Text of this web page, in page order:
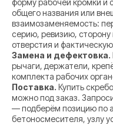
форму рабочей кромки и
общего названия или
взаимозаменяемость:
серию, ревизию,
отверстия и
Замена и дефектовка.
рычаги, держатели,
комплекта рабочих
Поставка. Купить
можно под заказ.
— подберём позицию по
бетоносмесителя, узлу